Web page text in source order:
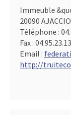
Immeuble
20090 AJACCIO
Téléphone :
Fax :
Email :
http://